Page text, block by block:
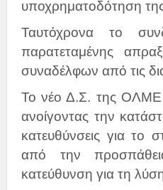
υποχρηματοδότηση
Ταυτόχρονα το
παρατεταμένης
συναδέλφων από τις
Το νέο Δ.Σ. της ΟΛΜΕ
ανοίγοντας την
κατευθύνσεις για το
από την
κατεύθυνση για τη